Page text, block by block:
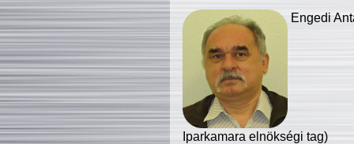
Engedi
Iparkamara elnökségi tag)